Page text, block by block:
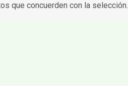
que concuerden con la selección.